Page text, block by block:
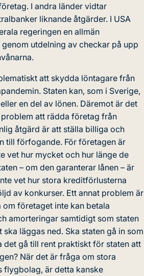
I andra länder vidtar
liknande åtgärder. I USA
regeringen en allmän
utdelning av checkar på upp
att skydda löntagare från
Staten kan, som i Sverige,
en del av lönen. Däremot är det
att rädda företag från
åtgärd är att ställa billiga och
till förfogande. För företagen är
vet hur mycket och hur länge de
– om den garanterar lånen – är
vet hur stora kreditförlusterna
av konkurser. Ett annat problem är
företaget inte kan betala
amorteringar samtidigt som staten
läggas ned. Ska staten gå in som
det gå till rent praktiskt för staten att
När det är fråga om stora
flygbolag, är detta kanske